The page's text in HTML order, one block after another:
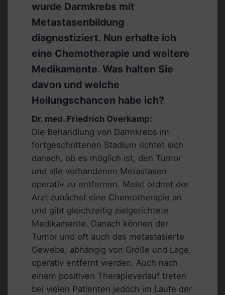
wurde Darmkrebs mit
Metastasenbildung
diagnostiziert. Nun erhalte ich
eine Chemotherapie und weitere
Medikamente. Was halten Sie
davon und welche
Heilungschancen habe ich?
Dr. med. Friedrich Overkamp:
Die Behandlung von Darmkrebs im
fortgeschrittenen Stadium richtet sich
danach, ob es möglich ist, den Tumor
und alle vorhandenen Metastasen
operativ zu entfernen. Meist ordnet der
Arzt zunächst eine Chemotherapie an
und gibt gleichzeitig zielgerichtete
Medikamente. Danach können der
Tumor und oft auch das metastasierte
Gewebe, abhängig von Größe und Lage,
operativ entfernt werden. Auch nach
einem positiven Therapieverlauf treten
bei vielen Patienten jedoch im Laufe der